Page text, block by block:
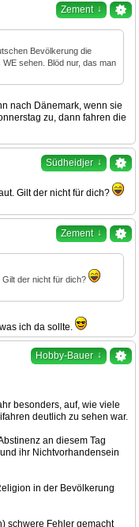
Zement ↓
Bevölkerung die
sehen. Blöd nur, das man
nach Dänemark, wenn sie
zu, dann fahren die
Südheidjer ↓
Gilt der nicht für dich?
Zement ↓
der nicht für dich?
ich da sollte.
Hobby-Bauer ↓
besonders, auf, wie viele
deutlich zu sehen war.
an diesem Tag
ihr Nichtvorhandensein
in der Bevölkerung
schwere Fehler gemacht